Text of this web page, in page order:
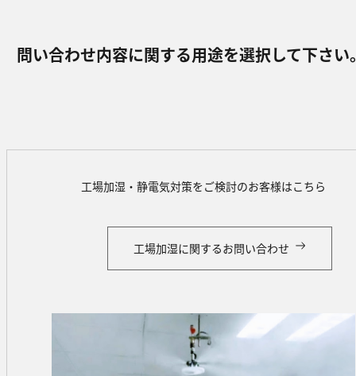
問い合わせ内容に関する用途を選択して下さい
工場加湿・静電気対策をご検討のお客様はこちら
工場加湿に関するお問い合わせ